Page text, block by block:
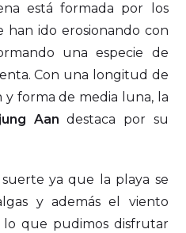
está formada por los
han ido erosionando con
una especie de
Con una longitud de
forma de media luna, la
Aan destaca por su
ya que la playa se
y además el viento
lo que pudimos disfrutar